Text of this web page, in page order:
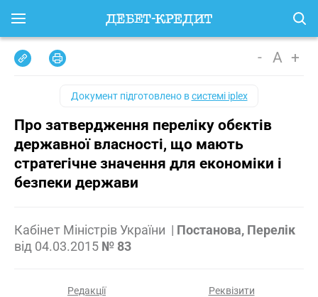
- A +
Документ підготовлено всистемі iplex
Про затвердження переліку обєктів
державної власності, що мають
стратегічне значення для економіки і
безпеки держави
Кабінет Міністрів України | Постанова, Перелік
від 04.03.2015 № 83
Редакції Реквізити